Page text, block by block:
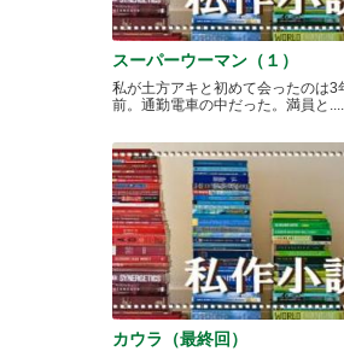
スーパーウーマン（１）
私が土方アキと初めて会ったのは3
前。通勤電車の中だった。満員と
カウラ（最終回）